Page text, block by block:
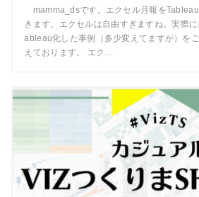
mamma_dsです。エクセル月報をTableau
きます。エクセルは自由すぎますね。実際に
ableau化した事例（多少変えてますが）を
えております。 エク…